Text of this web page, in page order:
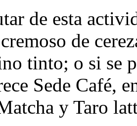
de esta
de
tinto; o si se
Sede Café,
y Taro